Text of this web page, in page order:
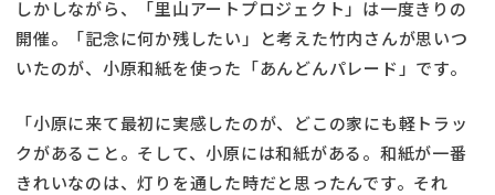
しかしながら、「里山アートプロジェクト」は一度きりの
開催。「記念に何か残したい」と考えた竹内さんが思いつ
いたのが、小原和紙を使った「あんどんパレード」です。
「小原に来て最初に実感したのが、どこの家にも軽トラッ
クがあること。そして、小原には和紙がある。和紙が一番
きれいなのは、灯りを通した時だと思ったんです。それ